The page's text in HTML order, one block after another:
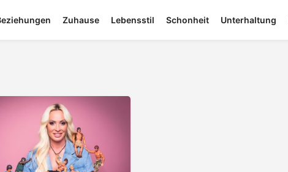
Zuhause Lebensstil Schonheit Unterhaltung